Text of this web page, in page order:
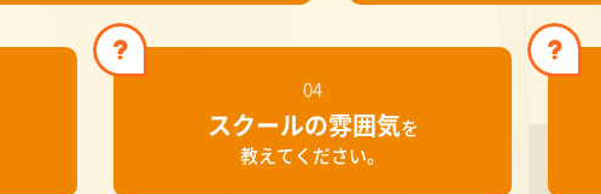
04
スクールの雰囲気を
教えてください。